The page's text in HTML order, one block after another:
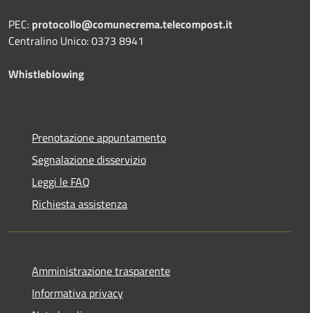
PEC: protocollo@comunecrema.telecompost.it
Centralino Unico: 0373 8941
Whistleblowing
Prenotazione appuntamento
Segnalazione disservizio
Leggi le FAQ
Richiesta assistenza
Amministrazione trasparente
Informativa privacy